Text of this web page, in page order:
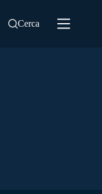
Cerca